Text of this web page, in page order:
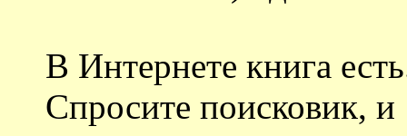
В Интернете книга
Спросите поисковик, и